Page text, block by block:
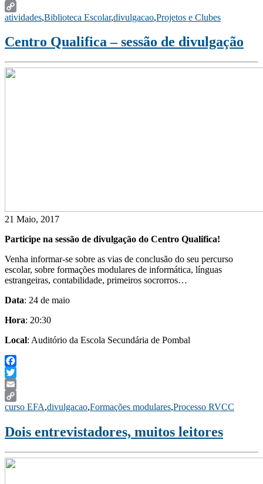
Email
Copy
atividades,Biblioteca Escolar,divulgacao,Projetos e Clubes
Centro Qualifica – sessão de divulgação
21 Maio, 2017
Participe na sessão de divulgação do Centro Qualifica!
Venha informar-se sobre as vias de conclusão do seu percurso
escolar, sobre formações modulares de informática, línguas
estrangeiras, contabilidade, primeiros socrorros…
Data: 24 de maio
Hora: 20:30
Local: Auditório da Escola Secundária de Pombal
Facebook
Twitter
Email
Copy
curso EFA,divulgacao,Formações modulares,Processo RVCC
Dois entrevistadores, muitos leitores